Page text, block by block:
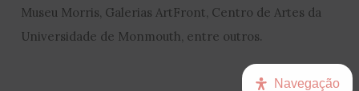
Museu Morris, Galerias ArtFront, Centro de Artes da
Universidade de Monmouth, entre outros.
Navegação